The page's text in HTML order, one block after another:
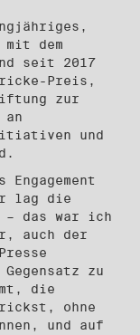
mit dem
seit 2017
Preis,
zur
und
lag die
– das war ich
auch der
zu
die
ohne
und auf